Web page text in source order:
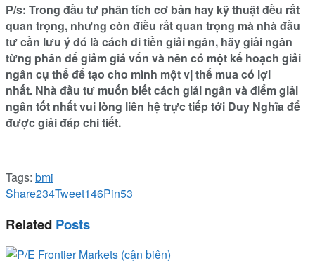
P/s: Trong đầu tư phân tích cơ bản hay kỹ thuật đều rất
quan trọng, nhưng còn điều rất quan trọng mà nhà đầu
tư cần lưu ý đó là cách đi tiền giải ngân, hãy giải ngân
từng phần để giảm giá vốn và nên có một kế hoạch giải
ngân cụ thể để tạo cho mình một vị thế mua có lợi
nhất. Nhà đầu tư muốn biết cách giải ngân và điểm giải
ngân tốt nhất vui lòng liên hệ trực tiếp tới Duy Nghĩa để
được giải đáp chi tiết.
Tags: bmi
Share234Tweet146Pin53
Related Posts